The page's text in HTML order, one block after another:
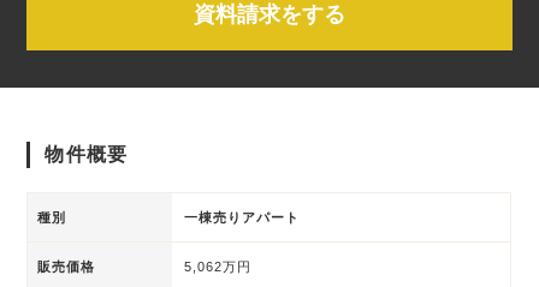
資料請求をする
物件概要
種別 一棟売りアパート
販売価格 5,062万円